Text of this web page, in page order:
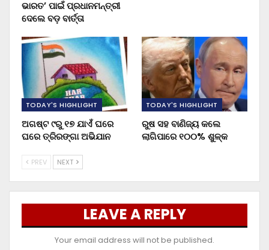
ଭାରତ’ ପାଇଁ ପ୍ରଧାନମନ୍ତ୍ରୀ
ଦେଲେ ବଡ଼ ବାର୍ତ୍ତା
TODAY'S HIGHLIGHT
ଅଗଷ୍ଟ ୯ରୁ ୧୭ ଯାଏଁ ଘରେ
ଘରେ ତ୍ରିରଙ୍ଗା ଅଭିଯାନ
TODAY'S HIGHLIGHT
ରୁଷ ସହ ବାଣିଜ୍ୟ କଲେ
ଲାଗିପାରେ ୧୦୦% ଶୁଳ୍କ
PREV NEXT
LEAVE A REPLY
Your email address will not be published.